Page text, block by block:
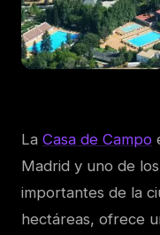
La Casa de Campo
Madrid y uno de
importantes de la
hectáreas, ofrece